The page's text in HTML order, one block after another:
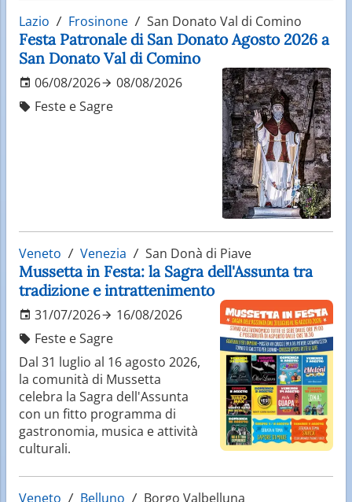
Lazio Frosinone San Donato Val di Comino
Festa Patronale di San Donato Agosto 2026 a
San Donato Val di Comino
06/08/2026
08/08/2026
Feste e Sagre
Veneto Venezia San Donà di Piave
Mussetta in Festa: la Sagra dell'Assunta tra
tradizione e intrattenimento
31/07/2026
16/08/2026
Feste e Sagre
Dal 31 luglio al 16 agosto 2026,
la comunità di Mussetta
celebra la Sagra dell'Assunta
con un fitto programma di
gastronomia, musica e attività
culturali.
Veneto Belluno Borgo Valbelluna